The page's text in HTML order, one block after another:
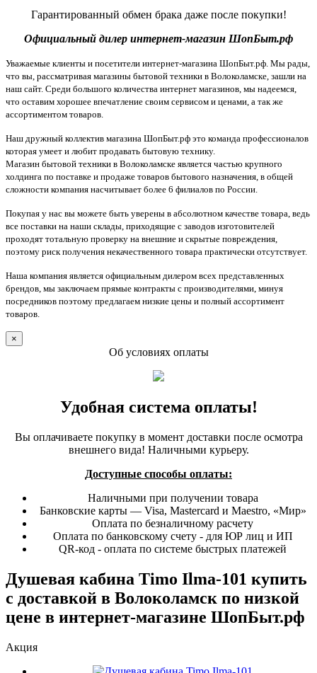
Гарантированный обмен брака даже после покупки!
Официальный дилер интернет-магазин ШопБыт.рф
Уважаемые клиенты и посетители интернет-магазина ШопБыт.рф. Мы рады,
что вы, рассматривая магазины бытовой техники в Волоколамске, зашли на
наш сайт. Среди большого количества интернет магазинов, мы надеемся,
что оставим хорошее впечатление своим сервисом и ценами, а так же
ассортиментом товаров.
Наш дружный коллектив магазина ШопБыт.рф это команда профессионалов
которая умеет и любит продавать бытовую технику.
Магазин бытовой техники в Волоколамске является частью крупного
холдинга по поставке и продаже товаров бытового назначения, в общей
сложности компания насчитывает более 6 филиалов по России.
Покупая у нас вы можете быть уверены в абсолютном качестве товара, ведь
все поставки на наши склады, приходящие с заводов изготовителей
проходят тотальную проверку на внешние и скрытые повреждения,
поэтому риск получения некачественного товара практически отсутствует.
Наша компания является официальным дилером всех представленных
брендов, мы заключаем прямые контракты с производителями, минуя
посредников поэтому предлагаем низкие цены и полный ассортимент
товаров.
×
Об условиях оплаты
Удобная система оплаты!
Вы оплачиваете покупку в момент доставки после осмотра
внешнего вида! Наличными курьеру.
Доступные способы оплаты:
Наличными при получении товара
Банковские карты — Visa, Mastercard и Maestro, «Мир»
Оплата по безналичному расчету
Оплата по банковскому счету - для ЮР лиц и ИП
QR-код - оплата по системе быстрых платежей
Душевая кабина Timo Ilma-101 купить
с доставкой в Волоколамск по низкой
цене в интернет-магазине ШопБыт.рф
Акция